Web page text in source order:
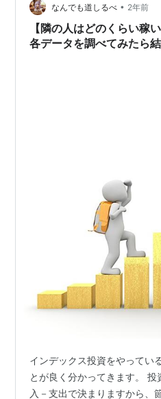
ラーリーマンなどの勤め人し
会社が倒産し…
なんでも道しるべ • 2年前
【隣の人はどのくらい稼
各データを調べてみたら
インデックス投資をやってい
とが良く分かってきます。
入－支出で決まりますから、